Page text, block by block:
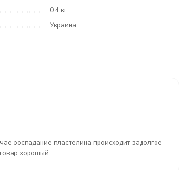
0.4 кг
Украина
роспадание пластелина происходит задолгое
хорошый